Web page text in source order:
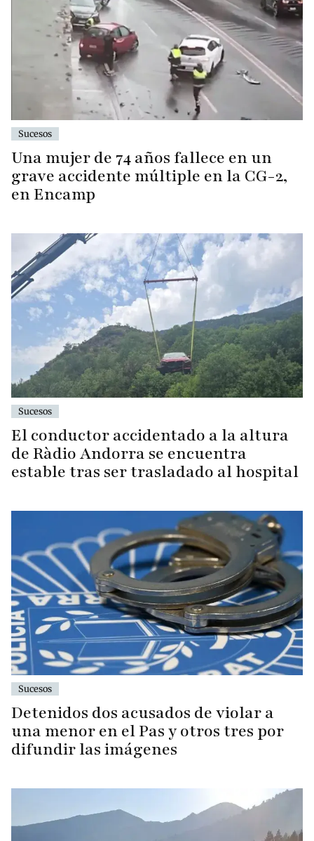
Sucesos
Una mujer de 74 años fallece en un
grave accidente múltiple en la CG-2,
en Encamp
Sucesos
El conductor accidentado a la altura
de Ràdio Andorra se encuentra
estable tras ser trasladado al hospital
Sucesos
Detenidos dos acusados de violar a
una menor en el Pas y otros tres por
difundir las imágenes